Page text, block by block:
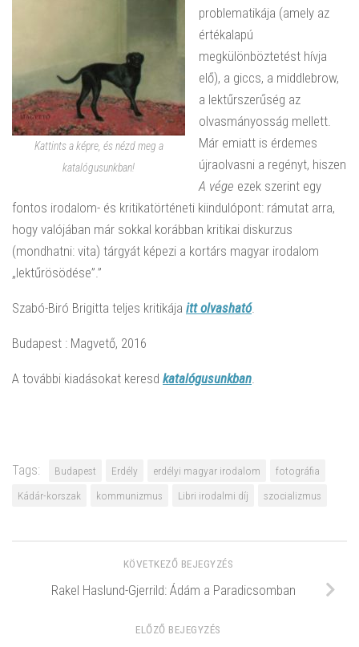
Kattints a képre, és nézd meg a
katalógusunkban!
problematikája (amely az
értékalapú
megkülönböztetést hívja
elő), a giccs, a middlebrow,
a lektűrszerűség az
olvasmányosság mellett.
Már emiatt is érdemes
újraolvasni a regényt, hiszen
A vége ezek szerint egy
fontos irodalom- és kritikatörténeti kiindulópont: rámutat arra,
hogy valójában már sokkal korábban kritikai diskurzus
(mondhatni: vita) tárgyát képezi a kortárs magyar irodalom
„lektűrösödése”.”
Szabó-Biró Brigitta teljes kritikája itt olvasható.
Budapest : Magvető, 2016
A további kiadásokat keresd katalógusunkban
Tags: Budapest Erdély erdélyi magyar irodalom
fotográfia
Kádár-korszak
kommunizmus Libri irodalmi díj szocializmus
KÖVETKEZŐ BEJEGYZÉS
Rakel Haslund-Gjerrild: Ádám a Paradicsomban
ELŐZŐ BEJEGYZÉS